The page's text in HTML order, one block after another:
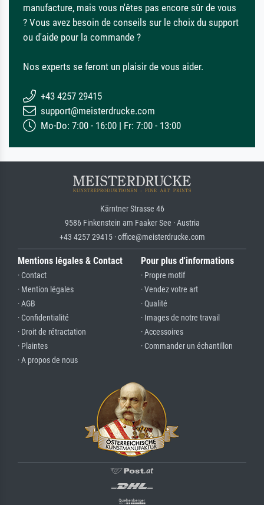
manufacture, mais vous n'êtes pas encore sûr de vous
? Vous avez besoin de conseils sur le choix du support
ou d'aide pour la commande ?
Nos experts se feront un plaisir de vous aider.
+43 4257 29415
support@meisterdrucke.com
Mo-Do: 7:00 - 16:00 | Fr: 7:00 - 13:00
Kärntner Strasse 46
9586 Finkenstein am Faaker See · Austria
+43 4257 29415 · office@meisterdrucke.com
Mentions légales & Contact
· Contact
· Mention légales
· AGB
· Confidentialité
· Droit de rétractation
· Plaintes
· A propos de nous
Pour plus d'informations
· Propre motif
· Vendez votre art
· Qualité
· Images de notre travail
· Accessoires
· Commander un échantillon